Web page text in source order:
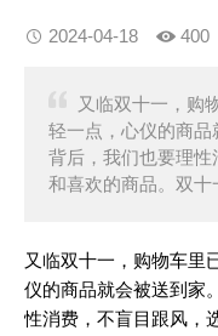
2024-04-18 400
又临双十一，购
轻一点，心仪的商
背后，我们也要理
和喜欢的商品。双十
又临双十一，购物车里
仪的商品就会被送到家
性消费，不盲目跟风，